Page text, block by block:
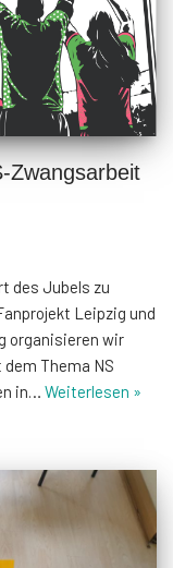
Zwangsarbeit
des Jubels zu
Leipzig und
organisieren wir
Thema NS
in… Weiterlesen »